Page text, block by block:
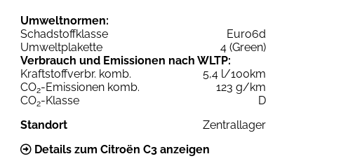
Umweltnormen:
Schadstoffklasse
Euro6d
Umweltplakette
4 (Green)
Verbrauch und Emissionen nach WLTP:
Kraftstoffverbr. komb.
5,4 l/100km
CO2-Emissionen komb.
123 g/km
CO2-Klasse
D
Standort
Zentrallager
Details zum Citroën C3 anzeigen